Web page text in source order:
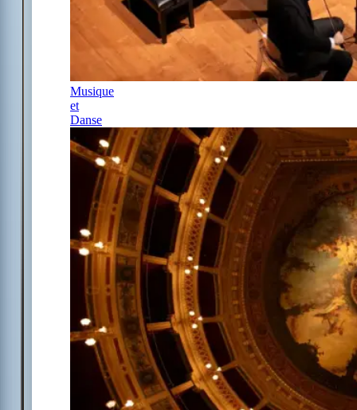
Musique
et
Danse